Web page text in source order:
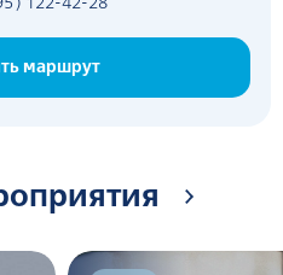
маршрут